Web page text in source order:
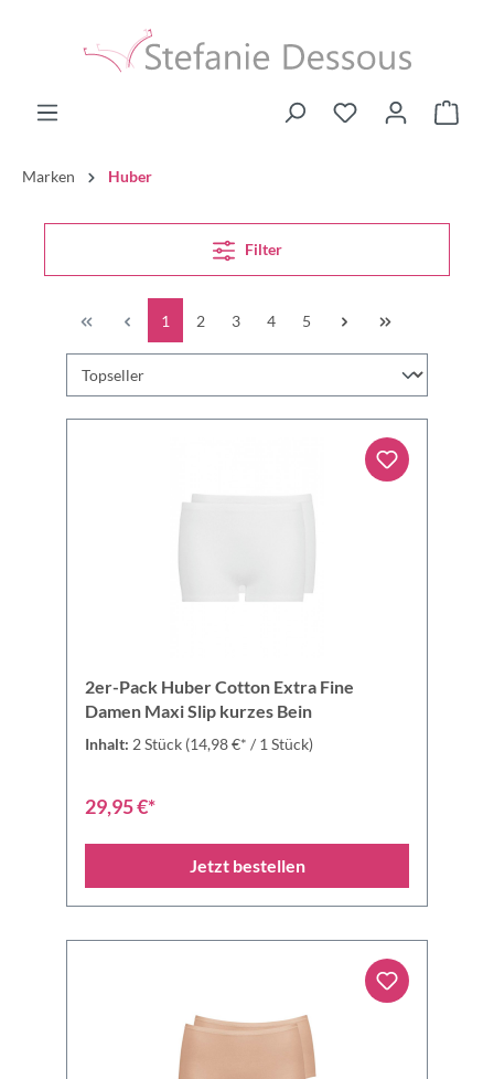
Marken Huber
Filter
1 2 3 4 5
2er-Pack Huber Cotton Extra Fine
Damen Maxi Slip kurzes Bein
Inhalt: 2 Stück (14,98 €* / 1 Stück)
29,95 €*
Jetzt bestellen